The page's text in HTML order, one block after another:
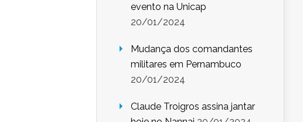
evento na Unicap
20/01/2024
Mudança dos comandantes
militares em Pernambuco
20/01/2024
Claude Troigros assina jantar